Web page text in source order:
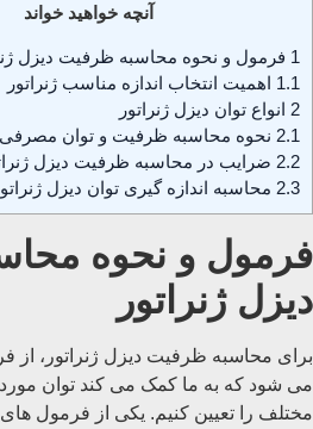
آنچه خواهید خواند
1 فرمول و نحوه محاسبه ظرفیت دیزل
1.1 اهمیت انتخاب اندازه مناسب ژنراتور
2 انواع توان دیزل ژنراتور
2.1 نحوه محاسبه ظرفیت و توان مصرفی
2.2 ضرایب در محاسبه ظرفیت دیزل
2.3 محاسبه اندازه‌ گیری توان دیزل
فرمول و نحوه
دیزل ژنراتور
برای محاسبه ظرفیت دیزل ژنراتور،
می ‌شود که به ما کمک می ‌کند توان مورد
مختلف را تعیین کنیم. یکی از فرمول‌